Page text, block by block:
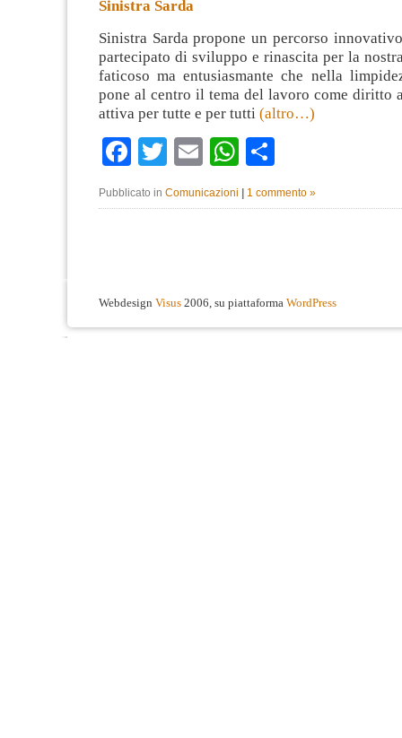
Sinistra Sarda
Sinistra Sarda propone un percorso
partecipato di sviluppo e rinascita per la
faticoso ma entusiasmante che nella
pone al centro il tema del lavoro come diritto
attiva per tutte e per tutti (altro…)
Facebook
TwitterEmailWhatsApp
Pubblicato in Comunicazioni 1 commento »
Webdesign Visus 2006, su piattaforma WordPress